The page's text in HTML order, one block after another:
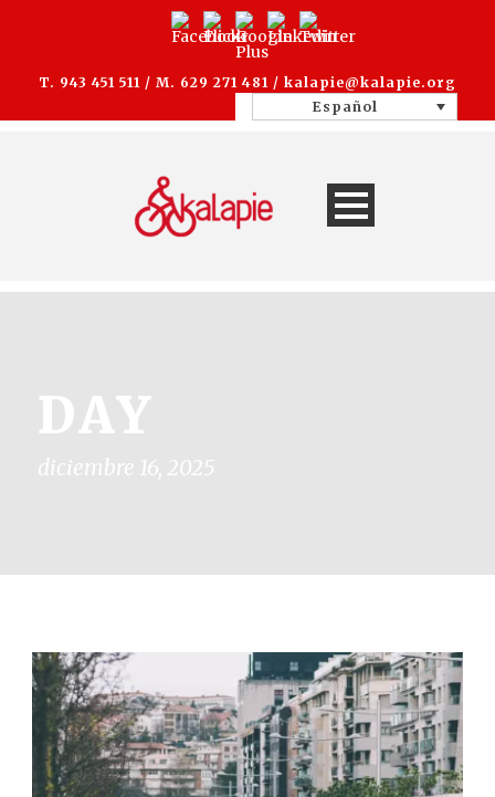
T. 943 451 511 / M. 629 271 481 / kalapie@kalapie.org
Español
DAY
diciembre 16, 2025